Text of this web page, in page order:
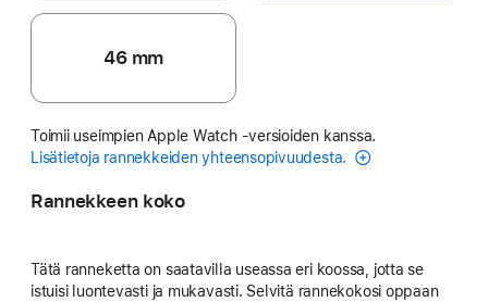
46 mm
Toimii useimpien Apple Watch ‑versioiden kanssa.
Lisätietoja rannekkeiden yhteensopivuudesta.
Rannekkeen koko
Tätä ranneketta on saatavilla useassa eri koossa, jotta se
istuisi luontevasti ja mukavasti. Selvitä rannekokosi oppaan